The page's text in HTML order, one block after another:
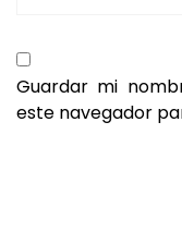
Guardar mi
este navegador